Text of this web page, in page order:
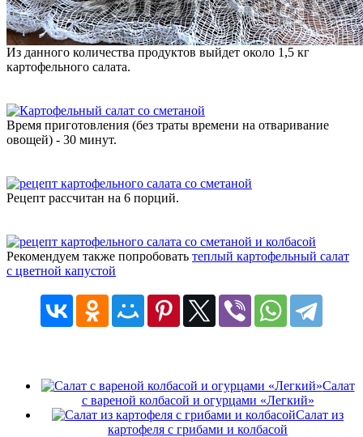
Из данного количества продуктов выйдет около 1,5 кг
картофельного салата.
Время приготовления (без траты времени на отваривание
овощей) - 30 минут.
Рецепт рассчитан на 6 порций.
Рекомендуем также попробовать теплый картофельный салат
с цветной капустой
Салат
с вареной колбасой и огурцами «Легкий»
Салат из
картофеля с грибами и колбасой